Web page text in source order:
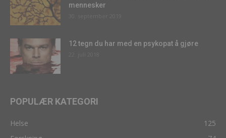
mennesker
12 tegn du har med en psykopat å gjøre
POPULÆR KATEGORI
Helse
125